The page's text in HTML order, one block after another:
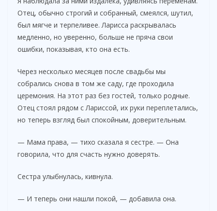
Отец, обычно строгий и собранный, смеялся, шутил,
был мягче и терпеливее. Ларисса раскрывалась
медленно, но уверенно, больше не пряча свои
ошибки, показывая, кто она есть.
Через несколько месяцев после свадьбы мы
собрались снова в том же саду, где проходила
церемония. На этот раз без гостей, только родные.
Отец стоял рядом с Лариссой, их руки переплетались,
но теперь взгляд был спокойным, доверительным.
— Мама права, — тихо сказала я сестре. — Она
говорила, что для счасть нужно доверять.
Сестра улыбнулась, кивнула.
— И теперь они нашли покой, — добавила она.